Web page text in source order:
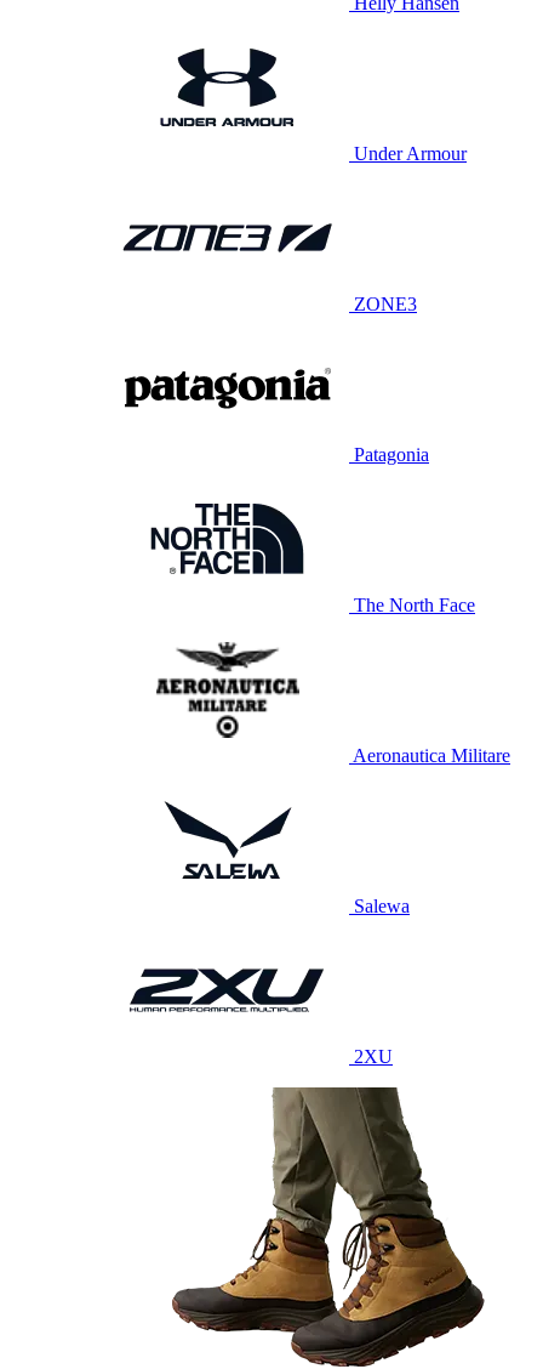
Under Armour
ZONE3
Patagonia
The North Face
Aeronautica Militare
Salewa
2XU